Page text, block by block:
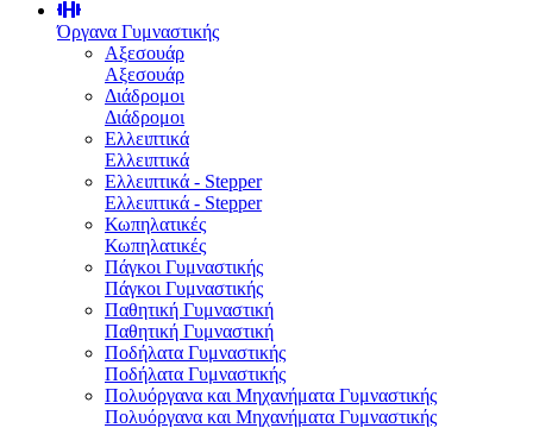
Όργανα Γυμναστικής
Αξεσουάρ
Αξεσουάρ
Διάδρομοι
Διάδρομοι
Ελλειπτικά
Ελλειπτικά
Ελλειπτικά - Stepper
Ελλειπτικά - Stepper
Κωπηλατικές
Κωπηλατικές
Πάγκοι Γυμναστικής
Πάγκοι Γυμναστικής
Παθητική Γυμναστική
Παθητική Γυμναστική
Ποδήλατα Γυμναστικής
Ποδήλατα Γυμναστικής
Πολυόργανα και Μηχανήματα Γυμναστικής
Πολυόργανα και Μηχανήματα Γυμναστικής